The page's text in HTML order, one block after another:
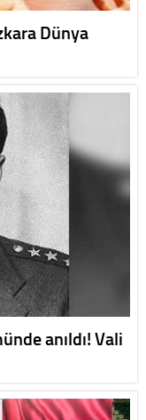
Dünya
anıldı! Vali